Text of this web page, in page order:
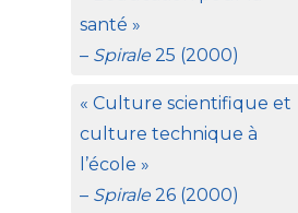
santé »
– Spirale25 (2000)
« Culture scientifique et
culture technique à
l’école »
– Spirale26 (2000)